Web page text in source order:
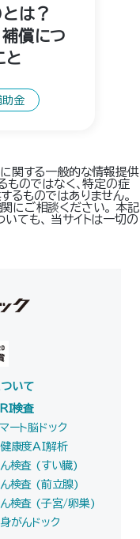
とは？
償につ
と
助金
に関する一般的な情報提供
ものではなく、特定の症
るものではありません。
にご相談ください。 本記
ても、 当サイトは一切の
いて
検査
ート脳ドック
康度AI解析
検査 (すい臓)
検査 (前立腺)
検査 (子宮/卵巣)
がんドック